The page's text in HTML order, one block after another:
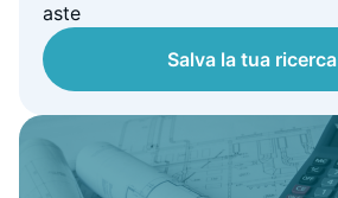
aste
Salva la tua ricerca